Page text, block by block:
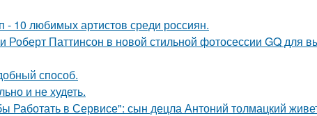
10 любимых артистов среди россиян.
Роберт Паттинсон в новой стильной фотосессии GQ для
способ.
и не худеть.
в Сервисе": сын децла Антоний толмацкий